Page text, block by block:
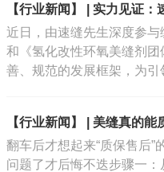
【行业新闻】 | 实力见证
近日，由速缝先生深度参
和《氢化改性环氧美缝剂
善、规范的发展框架，为
【行业新闻】 | 美缝真的能
翻车后才想起来“质保售后
问题了才后悔不迭步骤一